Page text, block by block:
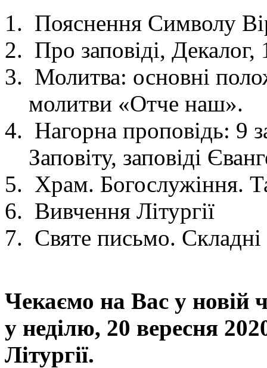
Пояснення Символу
Про заповіді, Декалог,
Молитва: основні
молитви «Отче наш».
Нагорна проповідь: 9
Заповіту, заповіді
Храм. Богослужіння.
Вивчення Літургії
Святе письмо.
Чекаємо на Вас у новій
у неділю, 20 вересня
Літургії.